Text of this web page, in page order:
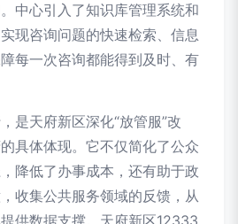
中心引入了知识库管理系统和
现咨询问题的快速检索、信息
每一次咨询都能得到及时、有
是天府新区深化“放管服”改
具体体现。它不仅简化了公众
降低了办事成本，还有助于政
收集公共服务领域的反馈，从
供数据支撑。天府新区12333